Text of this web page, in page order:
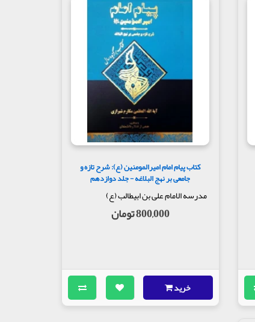
کتاب پیام امام امیرالمومنین (ع): شرح تازه و
جامعی بر نهج البلاغه - جلد دوازدهم
مدرسه الامام علی بن ابیطالب (ع)
800,000 تومان
خرید